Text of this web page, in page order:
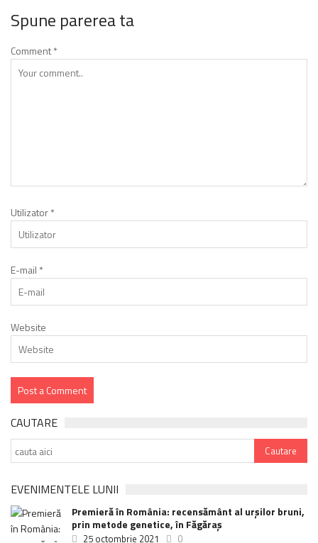
Spune parerea ta
Comment*
Utilizator*
E-mail *
Website
CAUTARE
EVENIMENTELE LUNII
Premieră în România: recensământ al urșilor bruni,
prin metode genetice, în Făgăraș
25 octombrie 2021 0